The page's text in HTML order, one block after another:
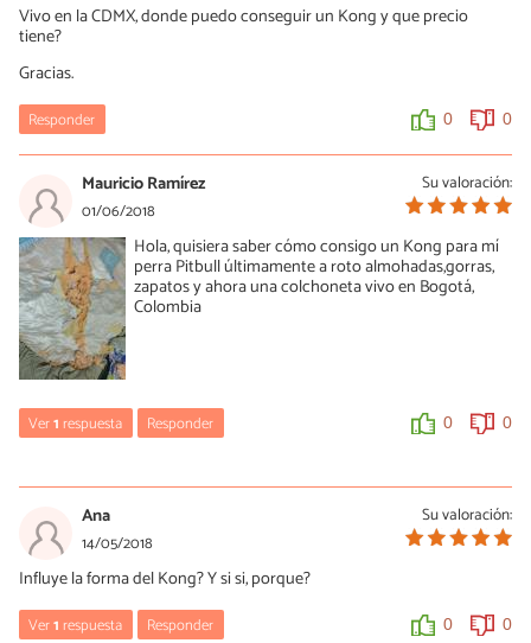
Vivo en la CDMX, donde puedo conseguir un Kong y que precio
tiene?
Gracias.
Responder 0 0
Su valoración:
Mauricio Ramírez
01/06/2018
Hola, quisiera saber cómo consigo un Kong para mí
perra Pitbull últimamente a roto almohadas,gorras,
zapatos y ahora una colchoneta vivo en Bogotá,
Colombia
Ver1respuesta Responder 0 0
Hola Mauricio, puedes buscar en tiendas de productos para
mascotas, pero si no lo encuentras puedes comprar en
comercios online que repartan en tu localidad. 😊
0 0
Su valoración:
Ana
14/05/2018
Influye la forma del Kong? Y si si, porque?
Ver1respuesta Responder 0 0